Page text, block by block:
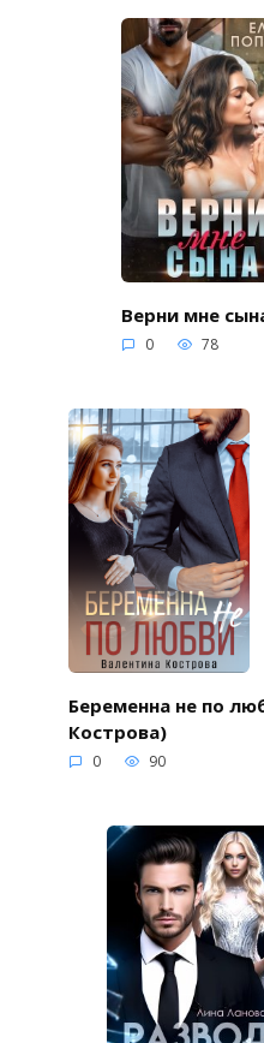
Верни мне
0 78
Беременна не по
Кострова)
0 90